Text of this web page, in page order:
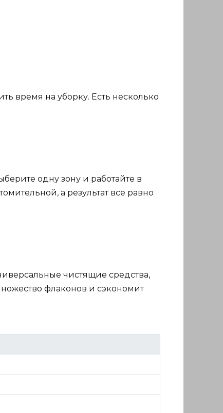
время на уборку. Есть несколько
одну зону и работайте в
а результат все равно
чистящие средства,
флаконов и сэкономит